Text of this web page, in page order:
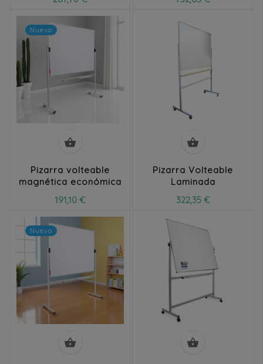
Nuevo

Pizarra volteable
magnética económica
191,10 €

Pizarra Volteable
Laminada
322,35 €
Nuevo
 